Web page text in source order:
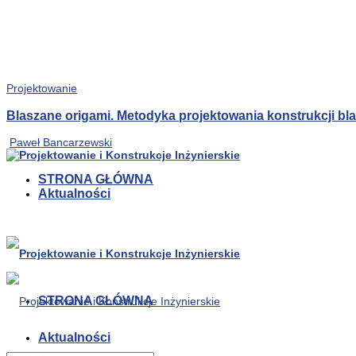
Projektowanie
Blaszane origami. Metodyka projektowania konstrukcji
Paweł Bancarzewski
STRONA GŁÓWNA
Aktualności
STRONA GŁÓWNA
Aktualności